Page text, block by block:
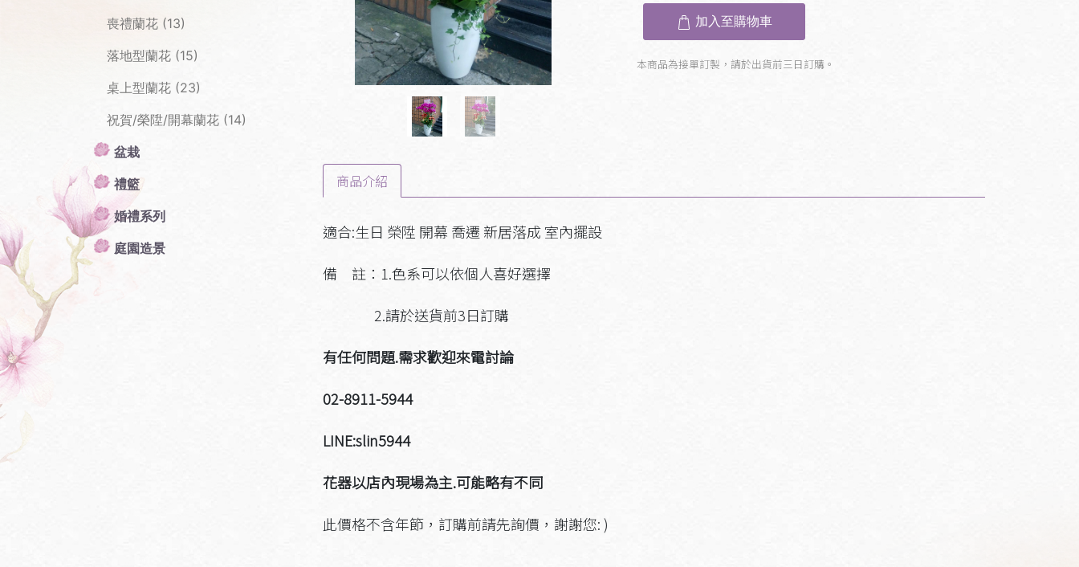
喪禮蘭花 (13)
落地型蘭花 (15)
桌上型蘭花 (23)
祝賀/榮陞/開幕蘭花 (14)
盆栽
禮籃
婚禮系列
庭園造景
加入至購物車
本商品為接單訂製，請於出貨前三日訂購。
商品介紹
適合:生日 榮陞 開幕 喬遷 新居落成 室內擺設
備 註：1.色系可以依個人喜好選擇
2.請於送貨前3日訂購
有任何問題.需求歡迎來電討論
02-8911-5944
LINE:slin5944
花器以店內現場為主.可能略有不同
此價格不含年節，訂購前請先詢價，謝謝您: )